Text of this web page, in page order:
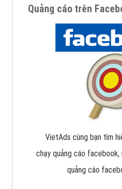
Quảng cáo trên
VietAds cùng bạn tìm
chạy quảng cáo
quảng cáo